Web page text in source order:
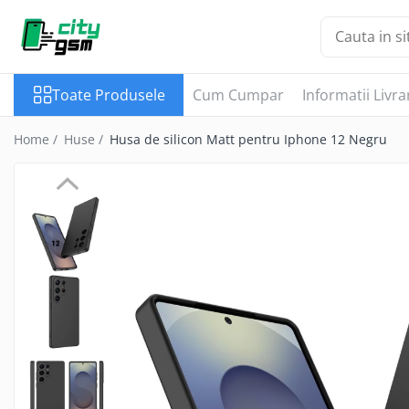
Toate Produsele
Acumulatori / Baterii
Iphone
Seria 15
Seria 12
Seria 11
Seria X
Seria 8
Seria 5
Samsung
Toate Produsele Cum Cumpar Informatii
Home / Huse / Husa de silicon Matt pentru Iphone 12 Negru